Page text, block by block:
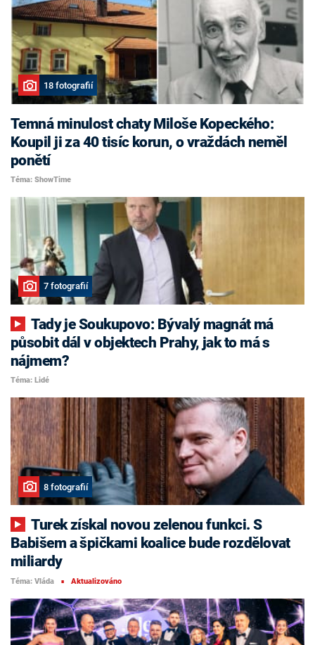
18 fotografií
Temná minulost chaty Miloše Kopeckého:
Koupil ji za 40 tisíc korun, o vraždách neměl
ponětí
Téma: ShowTime
7 fotografií
Tady je Soukupovo: Bývalý magnát má
působit dál v objektech Prahy, jak to má s
nájmem?
Téma: Lidé
8 fotografií
Turek získal novou zelenou funkci. S
Babišem a špičkami koalice bude rozdělovat
miliardy
Téma: Vláda ■ Aktualizováno